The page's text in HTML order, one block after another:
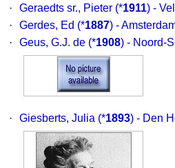
· Geraedts sr., Pieter (*1911) -
·
Gerdes, Ed (*1887) -
·
Geus, G.J. de (*1908) - Noord-
· Giesberts, Julia (*1893) - Den